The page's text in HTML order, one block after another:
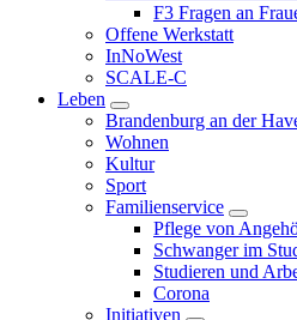
F3 Fragen an
Offene Werkstatt
InNoWest
SCALE-C
Leben
Brandenburg an der
Wohnen
Kultur
Sport
Familienservice
Pflege von
Schwanger im
Studieren und
Corona
Initiativen